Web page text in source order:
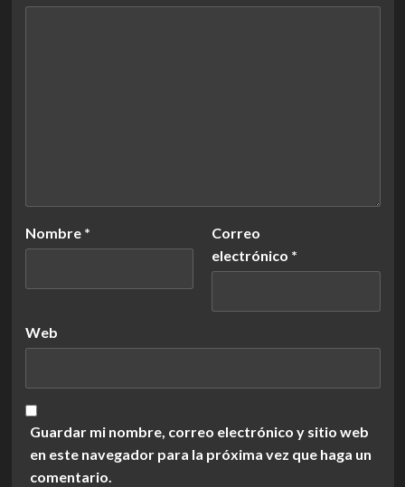
Nombre *
Correo
electrónico *
Web
Guardar mi nombre, correo electrónico y sitio web
en este navegador para la próxima vez que haga un
comentario.